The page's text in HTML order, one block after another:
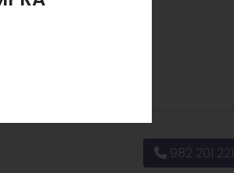
982 201 221